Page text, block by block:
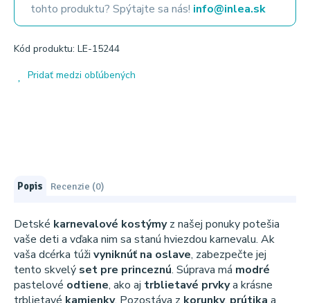
tohto produktu? Spýtajte sa nás! info@inlea.sk
Kód produktu: LE-15244
Pridať medzi obľúbených
Popis Recenzie (0)
Detské karnevalové kostýmyz našej ponuky potešia
vaše deti a vďaka nim sa stanú hviezdou karnevalu. Ak
vaša dcérka túži vyniknúť na oslave, zabezpečte jej
tento skvelý set pre princeznú. Súprava má modré
pastelové odtiene, ako aj trblietavé prvkya krásne